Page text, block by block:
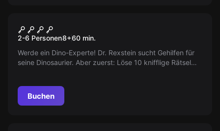
Dino World
2-6 Personen8+60 min.
Werde ein Dino-Experte! Dr. Rexstein sucht Gehilfen für
seine Dinosaurier. Aber zuerst: Löse 10 knifflige Rätsel
Buchen